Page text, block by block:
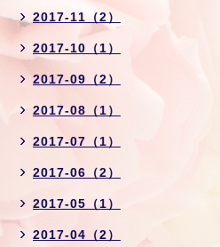
2017-11（2）
2017-10（1）
2017-09（2）
2017-08（1）
2017-07（1）
2017-06（2）
2017-05（1）
2017-04（2）